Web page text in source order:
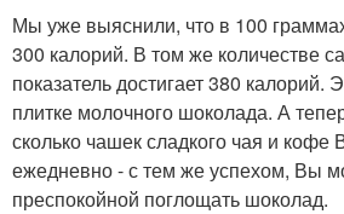
Мы уже выяснили, что в 100
300 калорий. В том же количестве
показатель достигает 380 калорий.
плитке молочного шоколада. А
сколько чашек сладкого чая и
ежедневно - с тем же успехом, Вы
преспокойной поглощать шоколад.